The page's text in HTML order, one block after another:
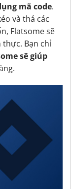
mã code.
và thả các
Flatsome sẽ
Bạn chỉ
sẽ giúp